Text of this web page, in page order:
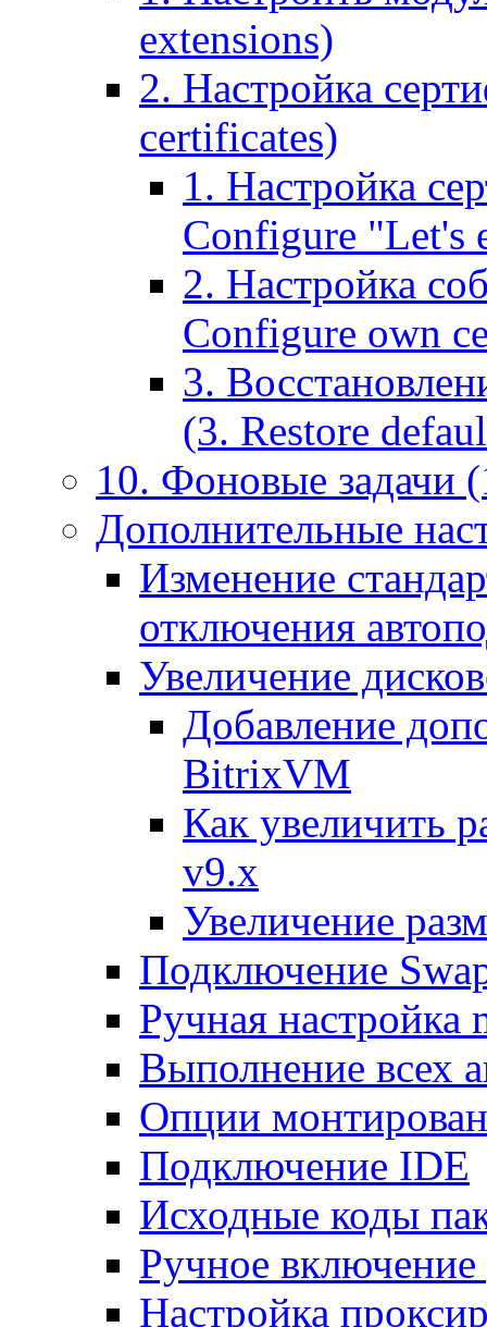
extensions)
2. Настройка
certificates)
1. Настройка
Configure "Let's
2. Настройка
Configure own
3.
(3. Restore
10. Фоновые задачи
Дополнительные
Изменение
отключения
Увеличение
Добавление
BitrixVM
Как увеличить
v9.x
Увеличение
Подключение
Ручная настройка
Выполнение всех
Опции
Подключение IDE
Исходные коды
Ручное
Настройка